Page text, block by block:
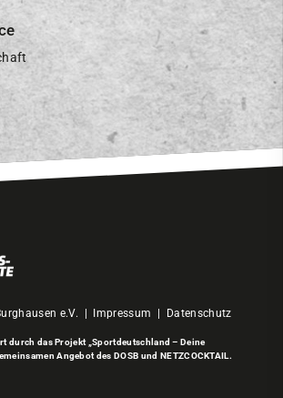
e.V. | Impressum | Datenschutz
durch das Projekt „Sportdeutschland – Deine
Angebot des DOSB und NETZCOCKTAIL.